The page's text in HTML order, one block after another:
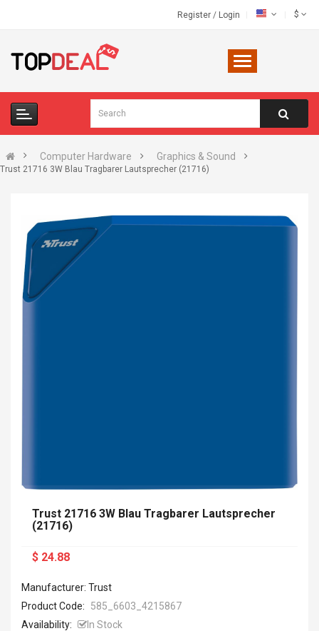
Register / Login $
Computer Hardware Graphics & Sound
Trust 21716 3W Blau Tragbarer Lautsprecher (21716)
Trust 21716 3W Blau Tragbarer Lautsprecher
(21716)
$ 24.88
Manufacturer: Trust
Product Code:
585_6603_4215867
Availability:
In Stock